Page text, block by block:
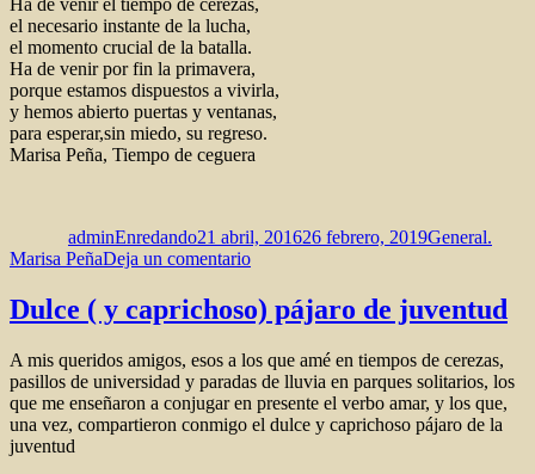
Ha de venir el tiempo de cerezas,
el necesario instante de la lucha,
el momento crucial de la batalla.
Ha de venir por fin la primavera,
porque estamos dispuestos a vivirla,
y hemos abierto puertas y ventanas,
para esperar,sin miedo, su regreso.
Marisa Peña, Tiempo de ceguera
adminEnredando21 abril, 201626 febrero, 2019General.
Marisa PeñaDeja un comentarioen
de
venir
Dulce ( y caprichoso) pájaro de juventud
A mis queridos amigos, esos a los que amé en tiempos de cerezas,
pasillos de universidad y paradas de lluvia en parques solitarios, los
que me enseñaron a conjugar en presente el verbo amar, y los que,
una vez, compartieron conmigo el dulce y caprichoso pájaro de la
juventud